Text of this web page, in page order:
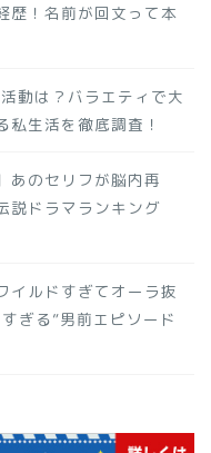
歴！名前が回文って本
動は？バラエティで大
生活を徹底調査！
あのセリフが脳内再
説ドラマランキング
イルドすぎてオーラ抜
ぎる”男前エピソード